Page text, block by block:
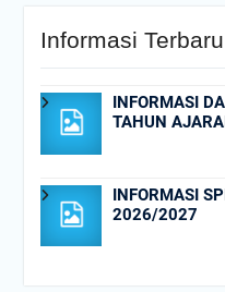
Informasi Terbaru
INFORMASI
TAHUN
INFORMASI
2026/2027